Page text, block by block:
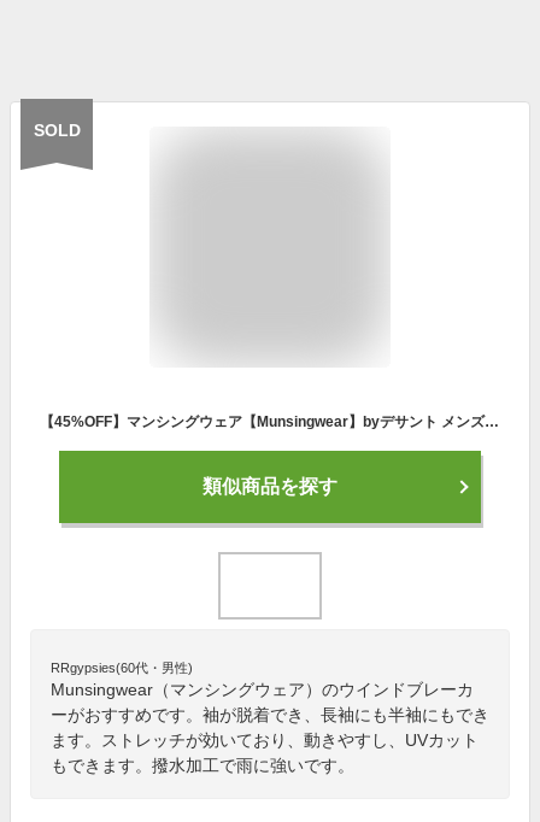
SOLD
【45%OFF】マンシングウェア【Munsingwear】byデサント メンズ ゴルフ GOLF 『Seasonal』ストレッチソロテックス 袖着脱 ジャケット MGMTJK01CH 2022春夏 (男性用/半袖/長袖/アウター/ジャンパー/上着/ブレーカー/ゴルフウェア/父の日ギフト/プレゼント)
類似商品を探す
RRgypsies(60代・男性)
Munsingwear（マンシングウェア）のウインドブレーカ
ーがおすすめです。袖が脱着でき、長袖にも半袖にもでき
ます。ストレッチが効いており、動きやすし、UVカット
もできます。撥水加工で雨に強いです。